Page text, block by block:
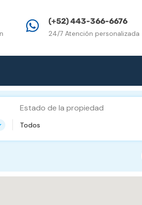
Propiedades en Venta
(+52) 443-366-6676
24/7 Atención personalizada
Estado de la propiedad
Todos